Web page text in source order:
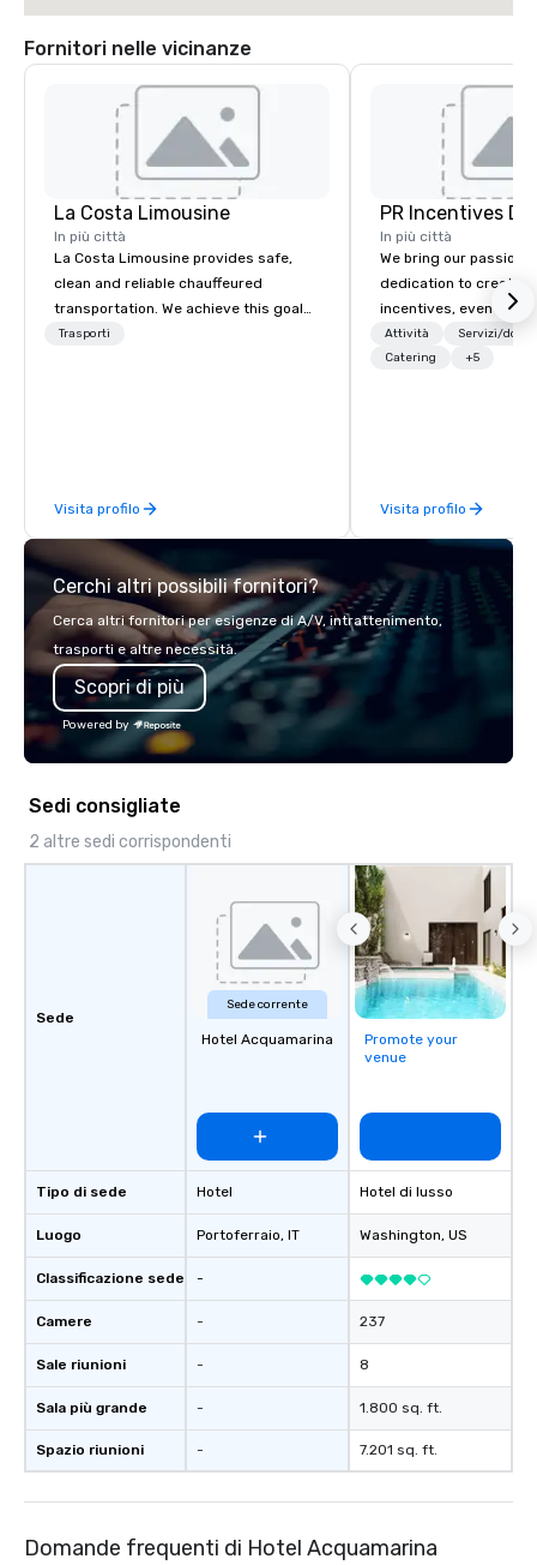
Fornitori nelle vicinanze
La Costa Limousine
In più città
La Costa Limousine provides safe,
clean and reliable chauffeured
transportation. We achieve this goal
with highly trained chauffeurs, the
late model luxury vehicles to the
highly experienced and professional
team of chauffeurs and support staff;
you will know quality when you travel
with La Costa Limousine.
Trasporti
Visita profilo
PR Incentives
In più città
We bring our passion,
dedication to create
incentives, events,
meetings, product
luxury travel
Attività
Servizi/
Catering
+5
Visita profilo
Cerchi altri possibili fornitori?
Cerca altri fornitori per esigenze di A/V, intrattenimento,
trasporti e altre necessità.
Scopri di più
Powered by
Sedi consigliate
2 altre sedi corrispondenti
Sede
Tipo di sede
Luogo
Classificazione sede
Camere
Sale riunioni
Sala più grande
Spazio riunioni
Sede corrente
Hotel Acquamarina
Hotel
Portoferraio, IT
-
-
-
-
-
Promote your
venue
Hotel di lusso
Washington, US
237
8
1.800 sq. ft.
7.201 sq. ft.
Domande frequenti di Hotel Acquamarina